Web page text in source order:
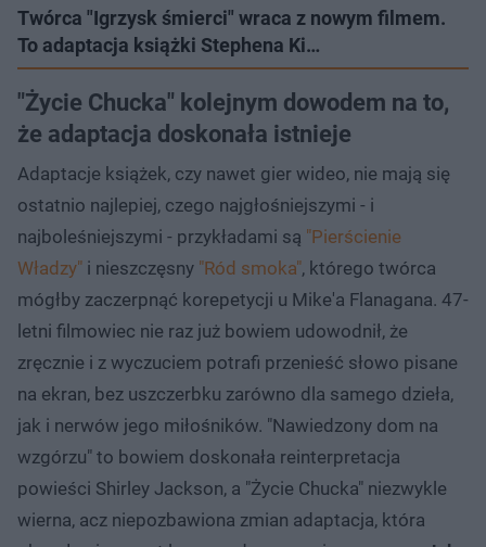
Twórca "Igrzysk śmierci" wraca z nowym filmem.
To adaptacja książki Stephena Ki…
"Życie Chucka" kolejnym dowodem na to,
że adaptacja doskonała istnieje
Adaptacje książek, czy nawet gier wideo, nie mają się
ostatnio najlepiej, czego najgłośniejszymi - i
najboleśniejszymi - przykładami są "Pierścienie
Władzy" i nieszczęsny "Ród smoka", którego twórca
mógłby zaczerpnąć korepetycji u Mike'a Flanagana. 47-
letni filmowiec nie raz już bowiem udowodnił, że
zręcznie i z wyczuciem potrafi przenieść słowo pisane
na ekran, bez uszczerbku zarówno dla samego dzieła,
jak i nerwów jego miłośników. "Nawiedzony dom na
wzgórzu" to bowiem doskonała reinterpretacja
powieści Shirley Jackson, a "Życie Chucka" niezwykle
wierna, acz niepozbawiona zmian adaptacja, która